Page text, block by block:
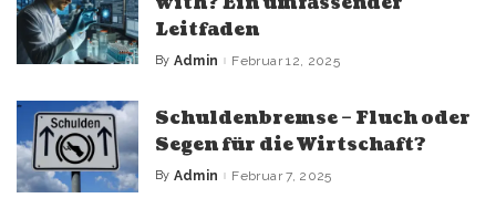
Leitfaden
Posted
By Admin Februar 12, 2025
Schuldenbremse – Fluch oder
Segen für die Wirtschaft?
Posted
By Admin Februar 7, 2025